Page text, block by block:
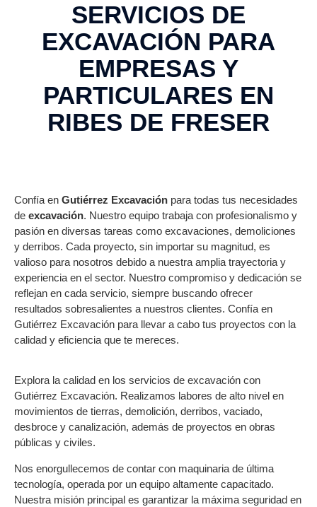
SERVICIOS DE
EXCAVACIÓN PARA
EMPRESAS Y
PARTICULARES EN
RIBES DE FRESER
Confía en Gutiérrez Excavación para todas tus necesidades
de excavación. Nuestro equipo trabaja con profesionalismo y
pasión en diversas tareas como excavaciones, demoliciones
y derribos. Cada proyecto, sin importar su magnitud, es
valioso para nosotros debido a nuestra amplia trayectoria y
experiencia en el sector. Nuestro compromiso y dedicación se
reflejan en cada servicio, siempre buscando ofrecer
resultados sobresalientes a nuestros clientes. Confía en
Gutiérrez Excavación para llevar a cabo tus proyectos con la
calidad y eficiencia que te mereces.
Explora la calidad en los servicios de excavación con
Gutiérrez Excavación. Realizamos labores de alto nivel en
movimientos de tierras, demolición, derribos, vaciado,
desbroce y canalización, además de proyectos en obras
públicas y civiles.
Nos enorgullecemos de contar con maquinaria de última
tecnología, operada por un equipo altamente capacitado.
Nuestra misión principal es garantizar la máxima seguridad en